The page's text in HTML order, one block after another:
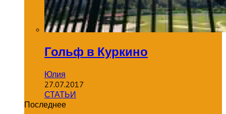
Гольф в Куркино
Юлия
27.07.2017
СТАТЬИ
Последнее